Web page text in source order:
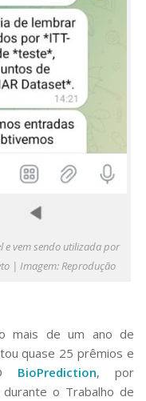
e vem sendo utilizada por
| Imagem: Reprodução
mais de um ano de
quase 25 prêmios e
BioPrediction, por
o Trabalho de